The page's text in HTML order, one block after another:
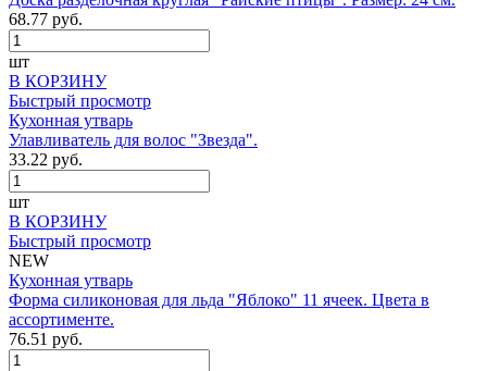
68.77 руб.
шт
В КОРЗИНУ
Быстрый просмотр
Кухонная утварь
Улавливатель для волос "Звезда".
33.22 руб.
шт
В КОРЗИНУ
Быстрый просмотр
NEW
Кухонная утварь
Форма силиконовая для льда "Яблоко" 11 ячеек. Цвета в
ассортименте.
76.51 руб.